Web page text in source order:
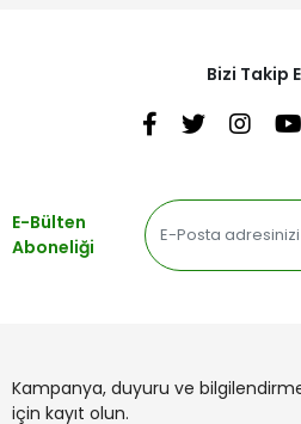
Bizi Takip
E-Bülten
Aboneliği
Kampanya, duyuru ve
için kayıt olun.